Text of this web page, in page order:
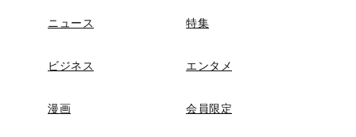
ニュース 特集
ビジネス エンタメ
漫画 会員限定